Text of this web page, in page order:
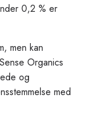
0,2 % er
men kan
Organics
og
med